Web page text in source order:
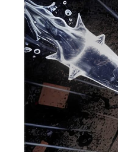
مندی
ها